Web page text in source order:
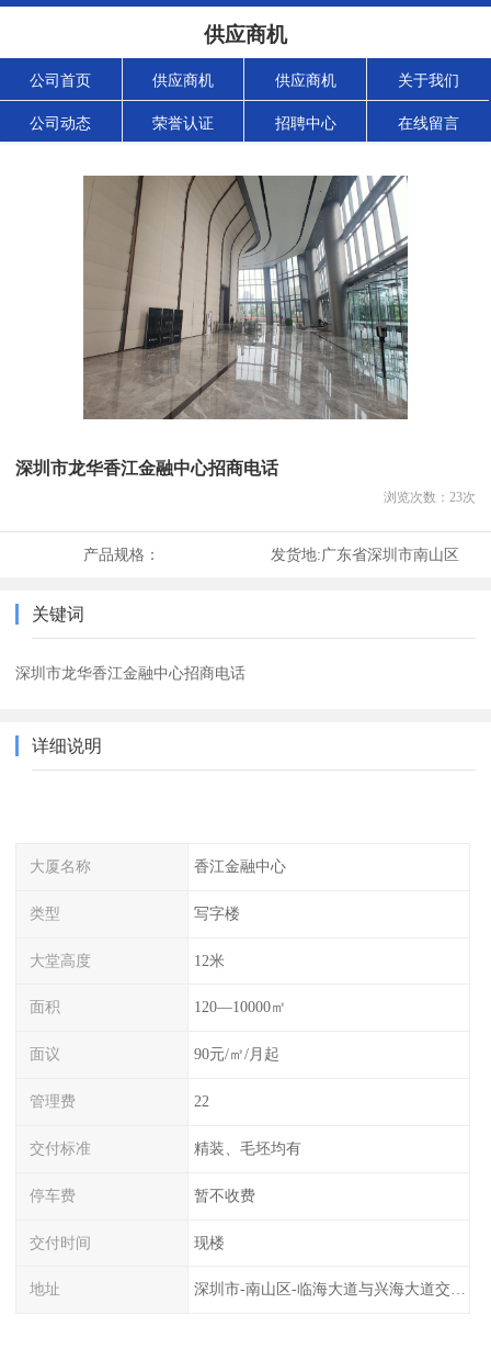
供应商机
公司首页 供应商机 供应商机 关于我们
公司动态 荣誉认证 招聘中心 在线留言
深圳市龙华香江金融中心招商电话
浏览次数： 23次
产品规格： 发货地:广东省深圳市南山区
关键词
深圳市龙华香江金融中心招商电话
详细说明
大厦名称 香江金融中心
类型 写字楼
大堂高度 12米
面积 120—10000㎡
面议 90元/㎡/月起
管理费 22
交付标准 精装、毛坯均有
停车费 暂不收费
交付时间 现楼
地址 深圳市-南山区-临海大道与兴海大道交汇处